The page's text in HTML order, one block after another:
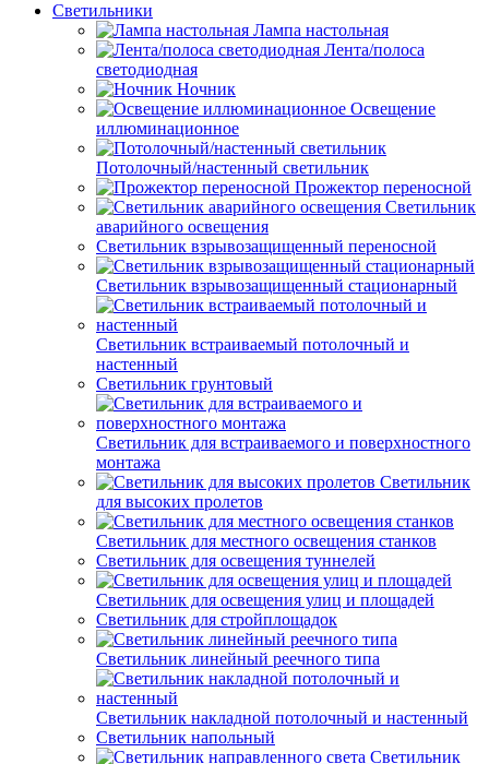
Светильники
Лампа настольная
Лента/полоса
светодиодная
Ночник
Освещение
иллюминационное
Потолочный/настенный светильник
Прожектор переносной
Светильник
аварийного освещения
Светильник взрывозащищенный переносной
Светильник взрывозащищенный стационарный
Светильник встраиваемый потолочный и
настенный
Светильник грунтовый
Светильник для встраиваемого и поверхностного
монтажа
Светильник
для высоких пролетов
Светильник для местного освещения станков
Светильник для освещения туннелей
Светильник для освещения улиц и площадей
Светильник для стройплощадок
Светильник линейный реечного типа
Светильник накладной потолочный и настенный
Светильник напольный
Светильник